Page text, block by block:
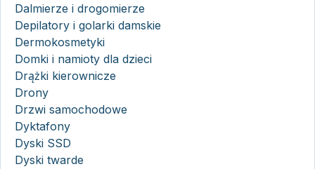
Dalmierze i drogomierze
Depilatory i golarki damskie
Dermokosmetyki
Domki i namioty dla dzieci
Drążki kierownicze
Drony
Drzwi samochodowe
Dyktafony
Dyski SSD
Dyski twarde